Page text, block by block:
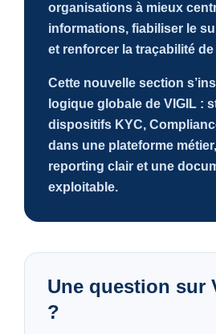
organisations à mieux
informations, fiabiliser le
et renforcer la traçabilité
Cette nouvelle section
logique globale de VIGIL :
dispositifs KYC,
dans une plateforme
reporting clair et une
exploitable.
Une question sur
?